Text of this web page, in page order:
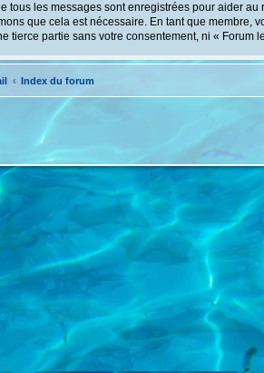
tous les messages sont enregistrées pour aider
que cela est nécessaire. En tant que
tierce partie sans votre consentement, ni «
Index du forum